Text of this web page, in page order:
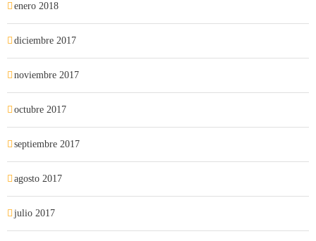
enero 2018
diciembre 2017
noviembre 2017
octubre 2017
septiembre 2017
agosto 2017
julio 2017